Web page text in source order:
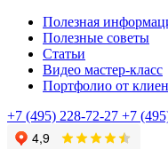
Полезная
Полезные советы
Статьи
Видео мастер-класс
Портфолио от
+7 (495) 228-72-27 +7